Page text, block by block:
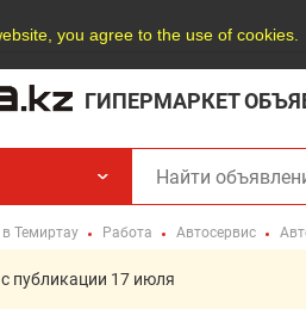
you agree to the use of cookies.
ГИПЕРМАРКЕТ
Темиртау Работа Автосервис
публикации 17 июля